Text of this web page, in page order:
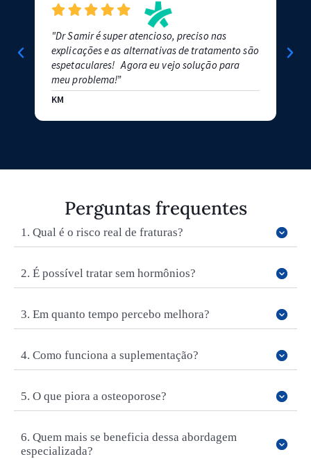
"Dr Samir é super atencioso, preciso nas
explicações e as alternativas de tratamento são
espetaculares! Agora eu vejo solução para
meu problema!”
KM
Perguntas frequentes
1. Qual é o risco real de fraturas?
2. É possível tratar sem hormônios?
3. Em quanto tempo percebo melhora?
4. Como funciona a suplementação?
5. O que piora a osteoporose?
6. Quem mais se beneficia dessa abordagem
especializada?